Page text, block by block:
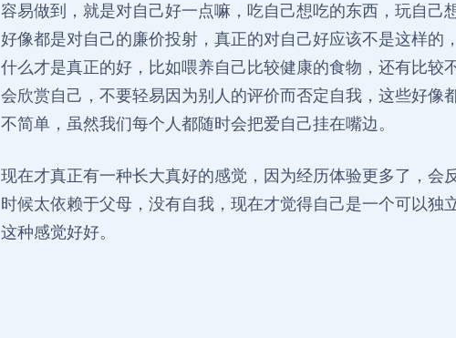
容易做到，就是对自己好一点嘛，吃自己想吃的东西，玩自己
好像都是对自己的廉价投射，真正的对自己好应该不是这样的
什么才是真正的好，比如喂养自己比较健康的食物，还有比较
会欣赏自己，不要轻易因为别人的评价而否定自我，这些好像
不简单，虽然我们每个人都随时会把爱自己挂在嘴边。
现在才真正有一种长大真好的感觉，因为经历体验更多了，会
时候太依赖于父母，没有自我，现在才觉得自己是一个可以独
这种感觉好好。